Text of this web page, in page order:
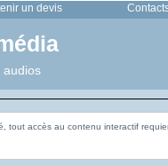
un devis
audios
tout accès au contenu interactif